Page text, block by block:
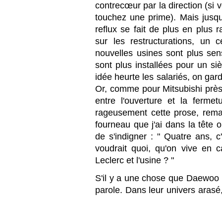
contrecœur par la direction (si
touchez une prime). Mais
reflux se fait de plus en plus
sur les restructurations, un
nouvelles usines sont plus
sont plus installées pour un
idée heurte les salariés, on
Or, comme pour Mitsubishi
entre l'ouverture et la
rageusement cette prose,
fourneau que j'ai dans la tête
de s'indigner : " Quatre ans,
voudrait quoi, qu'on vive en
Leclerc et l'usine ? "
S'il y a une chose que
parole. Dans leur univers